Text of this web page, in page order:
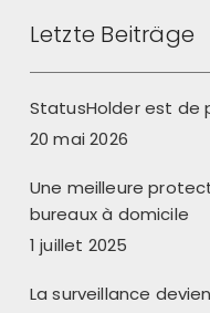
Letzte Beiträge
StatusHolder est de
20 mai 2026
Une meilleure
bureaux à domicile
1 juillet 2025
La surveillance